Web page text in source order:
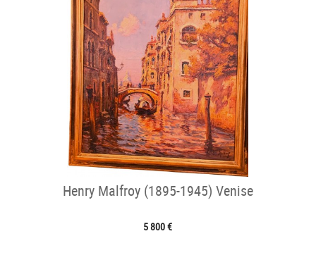
Henry Malfroy (1895-1945) Venise
5 800 €